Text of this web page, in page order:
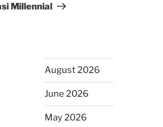
Millennial
August 2026
June 2026
May 2026